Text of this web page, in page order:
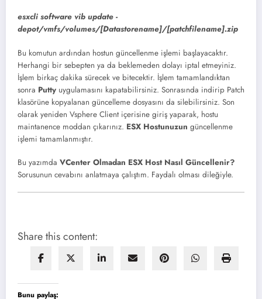
esxcli software vib update -
depot/vmfs/volumes/[Datastorename]/[patchfilename].zip
Bu komutun ardından hostun güncellenme işlemi başlayacaktır.
Herhangi bir sebepten ya da beklemeden dolayı iptal etmeyiniz.
İşlem birkaç dakika sürecek ve bitecektir. İşlem tamamlandıktan
sonra Putty uygulamasını kapatabilirsiniz. Sonrasında indirip Patch
klasörüne kopyalanan güncelleme dosyasını da silebilirsiniz. Son
olarak yeniden Vsphere Client içerisine giriş yaparak, hostu
maintanence moddan çıkarınız. ESX Hostunuzun güncellenme
işlemi tamamlanmıştır.
Bu yazımda VCenter Olmadan ESX Host Nasıl Güncellenir?
Sorusunun cevabını anlatmaya çalıştım. Faydalı olması dileğiyle.
Share this content:
Bunu paylaş: